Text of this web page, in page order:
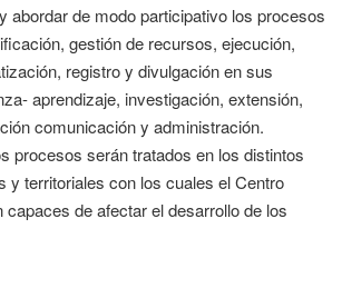
abordar de modo participativo los procesos
gestión de recursos, ejecución,
registro y divulgación en sus
aprendizaje, investigación, extensión,
comunicación y administración.
procesos serán tratados en los distintos
y territoriales con los cuales el Centro
capaces de afectar el desarrollo de los